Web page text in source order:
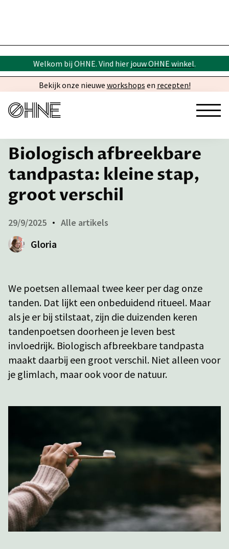
Welkom bij OHNE. Vind hier jouw OHNE winkel.
Bekijk onze nieuwe workshops en recepten!
← Inspiratie
Biologisch afbreekbare
tandpasta: kleine stap,
groot verschil
Gloria
29/9/2025 Alle artikels
We poetsen allemaal twee keer per dag onze
tanden. Dat lijkt een onbeduidend ritueel. Maar
als je er bij stilstaat, zijn die duizenden keren
tandenpoetsen doorheen je leven best
invloedrijk. Biologisch afbreekbare tandpasta
maakt daarbij een groot verschil. Niet alleen voor
je glimlach, maar ook voor de natuur.